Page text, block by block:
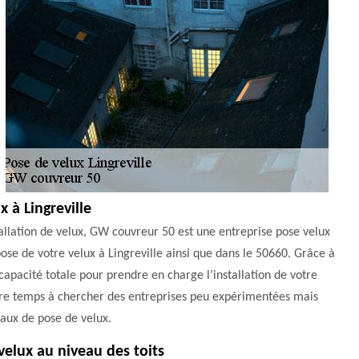
à Lingreville
de velux, GW couvreur 50 est une entreprise pose velux
de votre velux à Lingreville ainsi que dans le 50660. Grâce à
totale pour prendre en charge l’installation de votre
à chercher des entreprises peu expérimentées mais
de pose de velux.
au niveau des toits